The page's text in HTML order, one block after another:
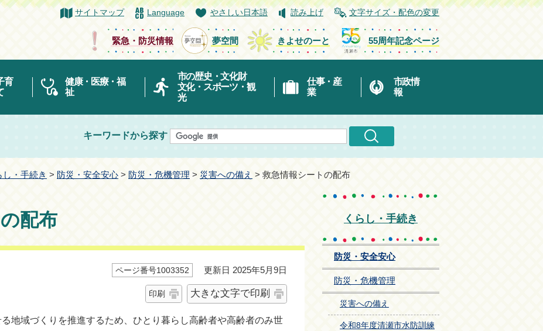
サイトマップ Language やさしい日本語 読み上げ 文字サイズ・配色の変更
緊急・防災情報 夢空間 きよせのーと 55周年記念ページ
育
健康・医療・福
祉
市の歴史・文化財
文化・スポーツ・観
光
仕事・産
業
市政情
報
キーワードから探す
し・手続き > 防災・安全安心 > 防災・危機管理 > 災害への備え > 救急情報シートの配布
配布
ページ番号1003352 更新日 2025年5月9日
印刷 大きな文字で印刷
地域づくりを推進するため、ひとり暮らし高齢者や高齢者のみ世
くらし・手続き
防災・安全安心
防災・危機管理
災害への備え
令和8年度清瀬市水防訓練